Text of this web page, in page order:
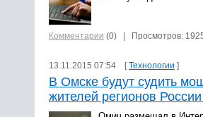
Комментарии (0) | Просмотров:
13.11.2015 07:54 [Технологии ]
В Омске будут судить
жителей регионов